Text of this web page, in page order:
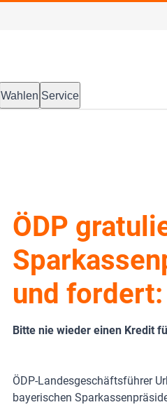
Wahlen Service
ÖDP
und fordert:
Bitte nie wieder einen Kredit
ÖDP-Landesgeschäftsführer
bayerischen